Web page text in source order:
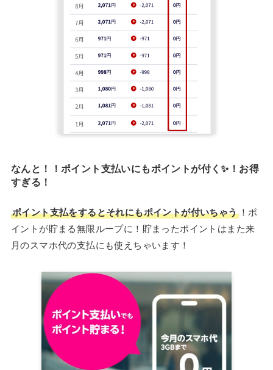
なんと！！ ポイント支払いにもポイントが付く✨！お得
すぎる！
ポイント支払をするとそれにもポイントが付いちゃう！ポ
イントが貯まる無限ループに！貯まったポイントはまた来
月のスマホ代の支払にも使えちゃいます！